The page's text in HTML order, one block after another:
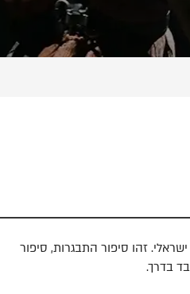
ישראלי. זהו סיפור התבגרות, סיפור
בדרך.